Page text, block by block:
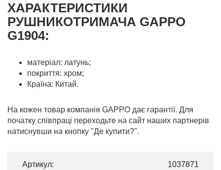
ХАРАКТЕРИСТИКИ
РУШНИКОТРИМАЧА GAPPO
G1904:
матеріал: латунь;
покриття: хром;
Країна: Китай.
На кожен товар компанія GAPPO дає гарантії. Для
початку співпраці переходьте на сайт наших партнерів
натиснувши на кнопку "Де купити?".
Артикул: 1037871